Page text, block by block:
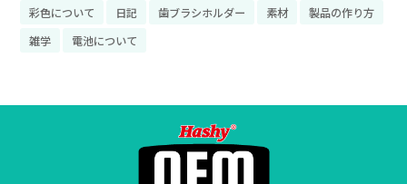
彩色について
日記 歯ブラシホルダー 素材
製品の作り方
雑学
電池について